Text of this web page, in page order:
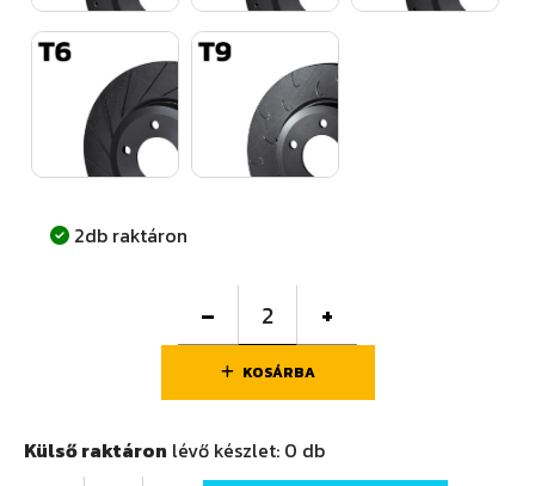
2db raktáron
– +
KOSÁRBA
Külső raktáron lévő készlet: 0 db